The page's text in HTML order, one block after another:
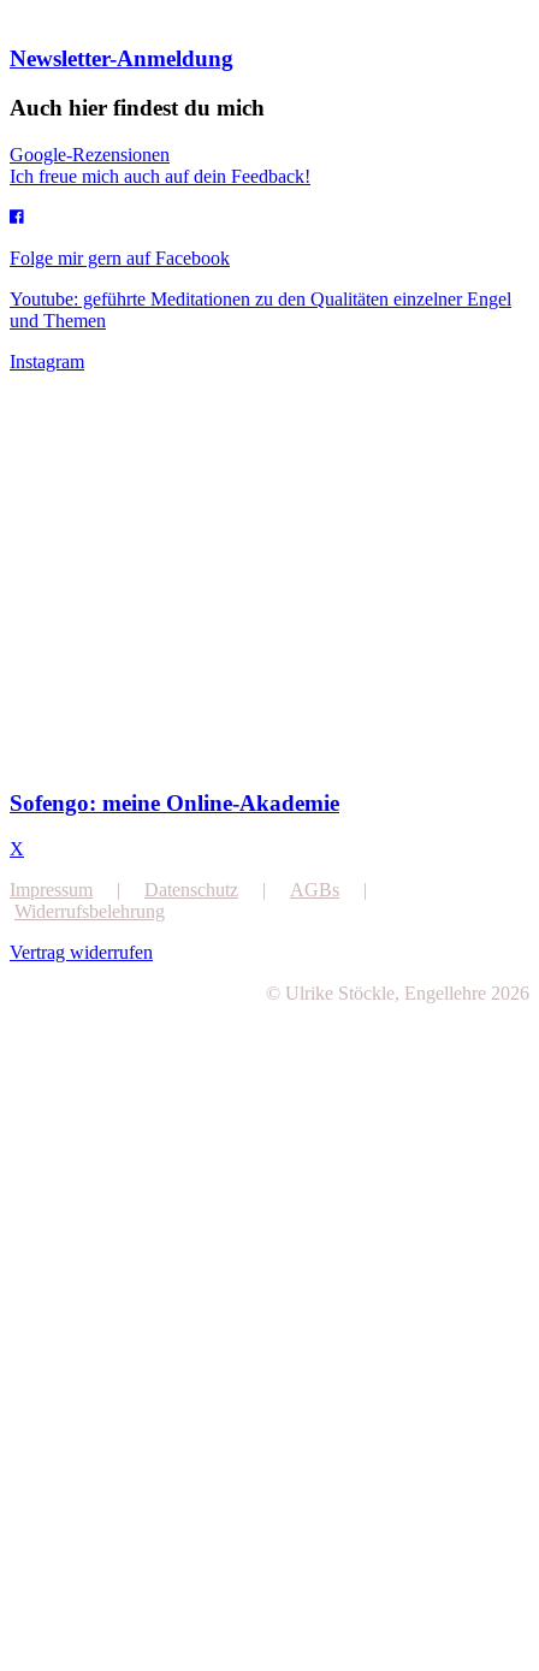
Newsletter-Anmeldung
Auch hier findest du mich
Google-Rezensionen
Ich freue mich auch auf dein Feedback!
Folge mir gern auf Facebook
Youtube: geführte Meditationen zu den Qualitäten einzelner Engel
und Themen
Instagram
Sofengo: meine Online-Akademie
X
Impressum | Datenschutz | AGBs |
Widerrufsbelehrung
Vertrag widerrufen
© Ulrike Stöckle, Engellehre 2026